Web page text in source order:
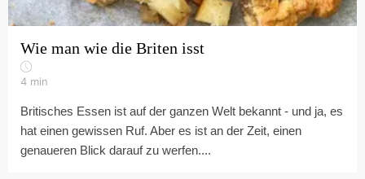
Wie man wie die Briten isst
4 min
Britisches Essen ist auf der ganzen Welt bekannt - und ja, es
hat einen gewissen Ruf. Aber es ist an der Zeit, einen
genaueren Blick darauf zu werfen....